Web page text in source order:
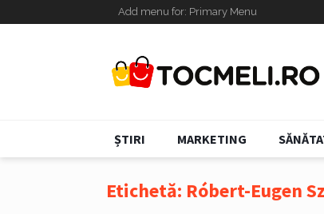
Add menu for: Primary Menu
ȘTIRI MARKETING
Etichetă: Róbert-Eugen